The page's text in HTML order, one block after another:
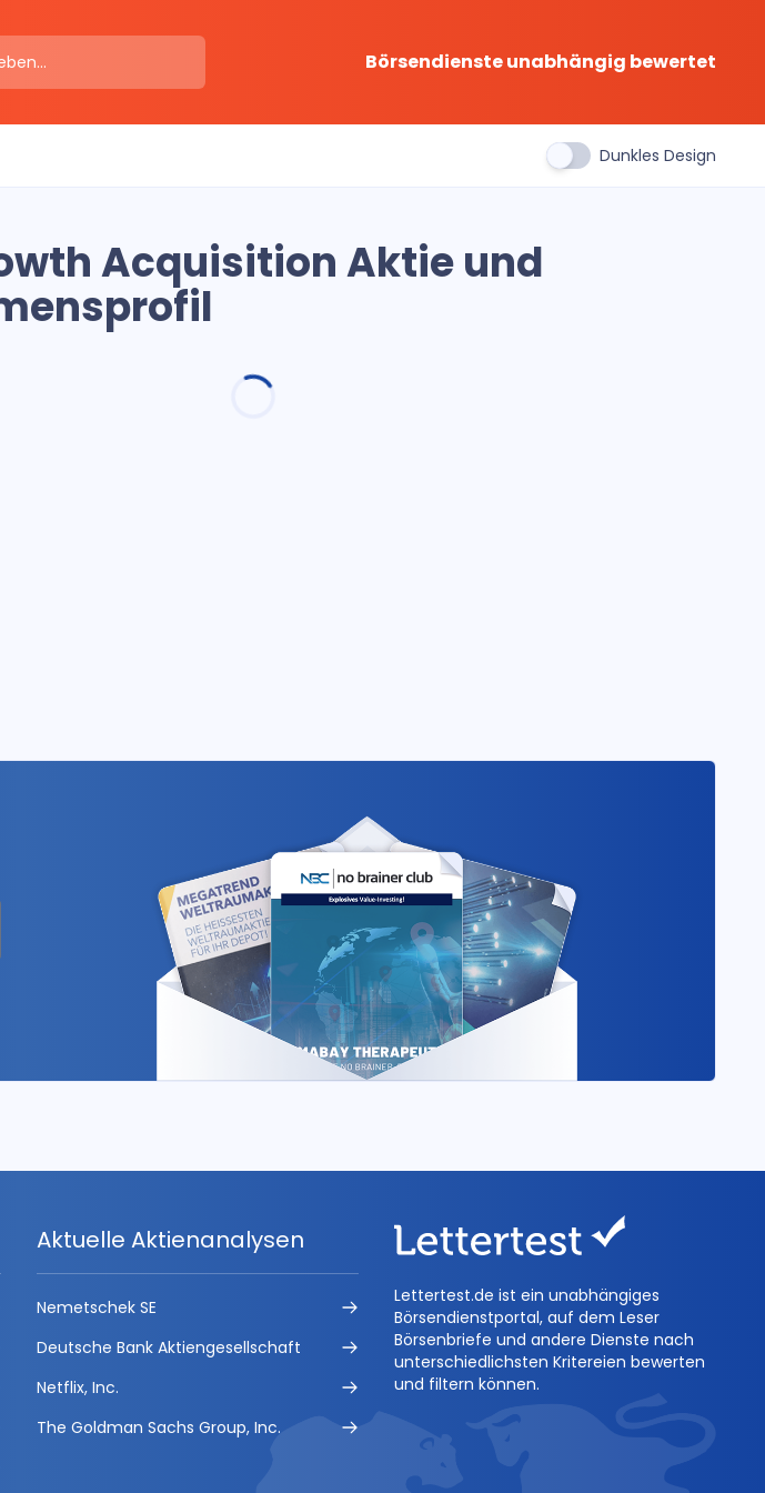
Börsendienste unabhängig bewertet
Dunkles Design
Acquisition Aktie und
Aktuelle Aktienanalysen
Nemetschek SE
Deutsche Bank Aktiengesellschaft
Netflix, Inc.
The Goldman Sachs Group, Inc.
Lettertest.de ist ein unabhängiges
Börsendienstportal, auf dem Leser
Börsenbriefe und andere Dienste nach
unterschiedlichsten Kritereien bewerten
und filtern können.